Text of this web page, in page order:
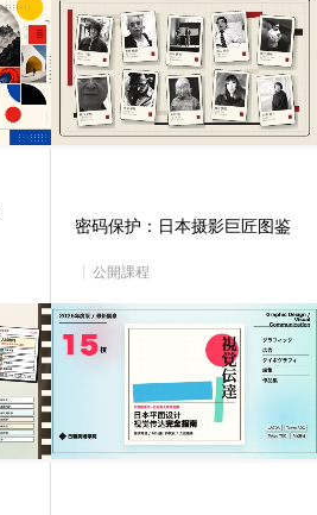
密码保护：日本摄影巨匠图鉴
公開課程